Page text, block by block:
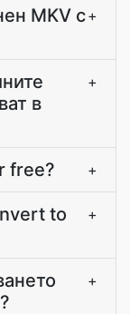
MKV с+
в
+
free? +
to
+
+